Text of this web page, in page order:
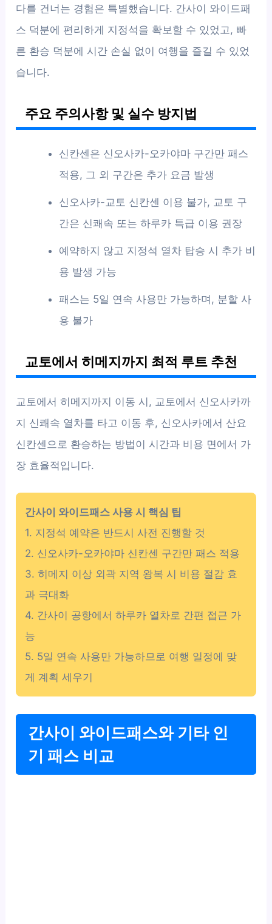
다를 건너는 경험은 특별했습니다. 간사이 와이드패
스 덕분에 편리하게 지정석을 확보할 수 있었고, 빠
른 환승 덕분에 시간 손실 없이 여행을 즐길 수 있었
습니다.
주요 주의사항 및 실수 방지법
신칸센은 신오사카-오카야마 구간만 패스
적용, 그 외 구간은 추가 요금 발생
신오사카-교토 신칸센 이용 불가, 교토 구
간은 신쾌속 또는 하루카 특급 이용 권장
예약하지 않고 지정석 열차 탑승 시 추가 비
용 발생 가능
패스는 5일 연속 사용만 가능하며, 분할 사
용 불가
교토에서 히메지까지 최적 루트 추천
교토에서 히메지까지 이동 시, 교토에서 신오사카까
지 신쾌속 열차를 타고 이동 후, 신오사카에서 산요
신칸센으로 환승하는 방법이 시간과 비용 면에서 가
장 효율적입니다.
간사이 와이드패스 사용 시 핵심 팁
1. 지정석 예약은 반드시 사전 진행할 것
2. 신오사카-오카야마 신칸센 구간만 패스 적용
3. 히메지 이상 외곽 지역 왕복 시 비용 절감 효
과 극대화
4. 간사이 공항에서 하루카 열차로 간편 접근 가
능
5. 5일 연속 사용만 가능하므로 여행 일정에 맞
게 계획 세우기
간사이 와이드패스와 기타 인
기 패스 비교